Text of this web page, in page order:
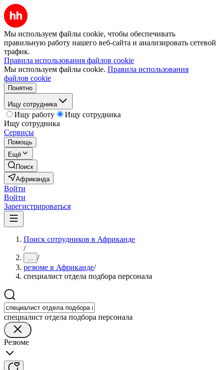
Мы используем файлы cookie, чтобы обеспечивать
правильную работу нашего веб-сайта и анализировать сетевой
трафик.
Правила использования файлов cookie
Мы используем файлы cookie. Правила использования
файлов cookie
Понятно
Ищу сотрудника
Ищу работу
Ищу сотрудника
Ищу сотрудника
Сервисы
Помощь
Ещё
Поиск
Африканда
Войти
Войти
Зарегистрироваться
Поиск сотрудников в Африканде
/
... /
резюме в Африканде/
специалист отдела подбора персонала
специалист отдела подбора персонала
Резюме